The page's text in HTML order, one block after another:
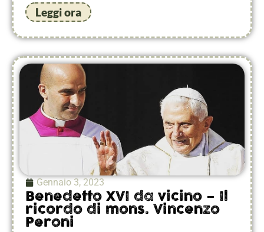
Leggi ora
Gennaio 3, 2023
Benedetto XVI da vicino – Il
ricordo di mons. Vincenzo
Peroni